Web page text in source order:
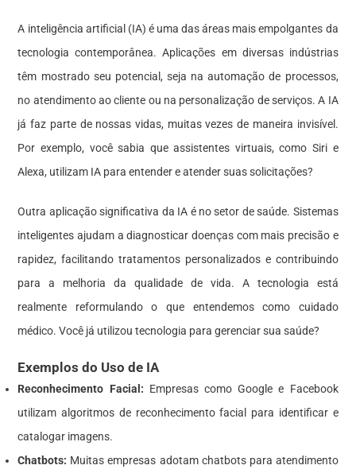
A inteligência artificial (IA) é uma das áreas mais empolgantes da
tecnologia contemporânea. Aplicações em diversas indústrias
têm mostrado seu potencial, seja na automação de processos,
no atendimento ao cliente ou na personalização de serviços. A IA
já faz parte de nossas vidas, muitas vezes de maneira invisível.
Por exemplo, você sabia que assistentes virtuais, como Siri e
Alexa, utilizam IA para entender e atender suas solicitações?
Outra aplicação significativa da IA é no setor de saúde. Sistemas
inteligentes ajudam a diagnosticar doenças com mais precisão e
rapidez, facilitando tratamentos personalizados e contribuindo
para a melhoria da qualidade de vida. A tecnologia está
realmente reformulando o que entendemos como cuidado
médico. Você já utilizou tecnologia para gerenciar sua saúde?
Exemplos do Uso de IA
Reconhecimento Facial: Empresas como Google e Facebook
utilizam algoritmos de reconhecimento facial para identificar e
catalogar imagens.
Chatbots: Muitas empresas adotam chatbots para atendimento